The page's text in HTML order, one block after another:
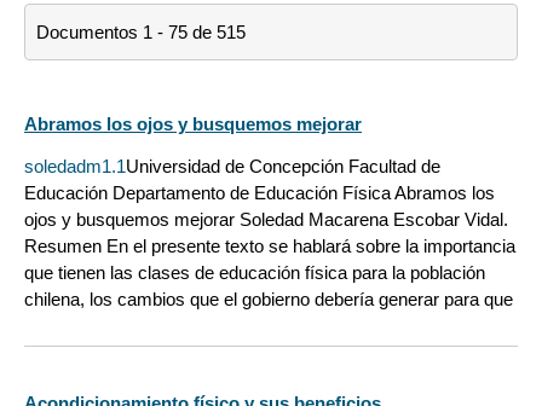
Documentos 1 - 75 de 515
Abramos los ojos y busquemos mejorar
soledadm1.1Universidad de Concepción Facultad de
Educación Departamento de Educación Física Abramos los
ojos y busquemos mejorar Soledad Macarena Escobar Vidal.
Resumen En el presente texto se hablará sobre la importancia
que tienen las clases de educación física para la población
chilena, los cambios que el gobierno debería generar para que